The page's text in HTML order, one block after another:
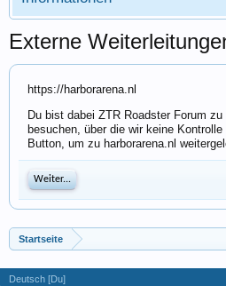
Externe
https://harborarena.nl
Du bist dabei ZTR Roadster Forum
besuchen, über die wir keine
Button, um zu harborarena.nl
Weiter...
Startseite
Deutsch [Du]